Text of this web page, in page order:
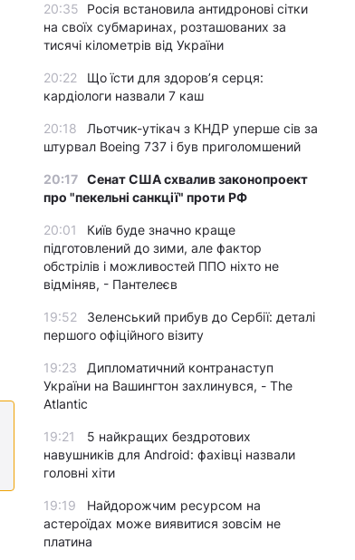
20:35
Росія встановила антидронові сітки
на своїх субмаринах, розташованих за
тисячі кілометрів від України
20:22
Що їсти для здоров’я серця:
кардіологи назвали 7 каш
20:18
Льотчик-утікач з КНДР уперше сів за
штурвал Boeing 737 і був приголомшений
20:17 Сенат США схвалив законопроект
про "пекельні санкції" проти РФ
20:01
Київ буде значно краще
підготовлений до зими, але фактор
обстрілів і можливостей ППО ніхто не
відміняв, - Пантелеєв
19:52
Зеленський прибув до Сербії: деталі
першого офіційного візиту
19:23
Дипломатичний контранаступ
України на Вашингтон захлинувся, - The
Atlantic
19:21
5 найкращих бездротових
навушників для Android: фахівці назвали
головні хіти
19:19
Найдорожчим ресурсом на
астероїдах може виявитися зовсім не
платина